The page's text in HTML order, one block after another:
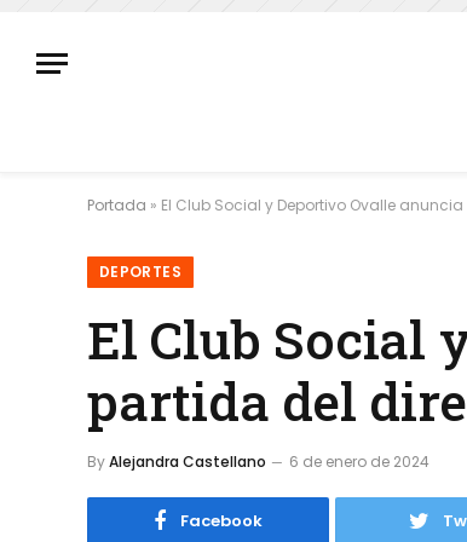
Portada » El Club Social y Deportivo Ovalle
DEPORTES
El Club Social
partida del
ByAlejandra Castellano 6 de enero de 2024
Facebook